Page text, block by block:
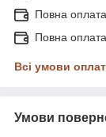
Повна
Повна
Всі умови
Умови